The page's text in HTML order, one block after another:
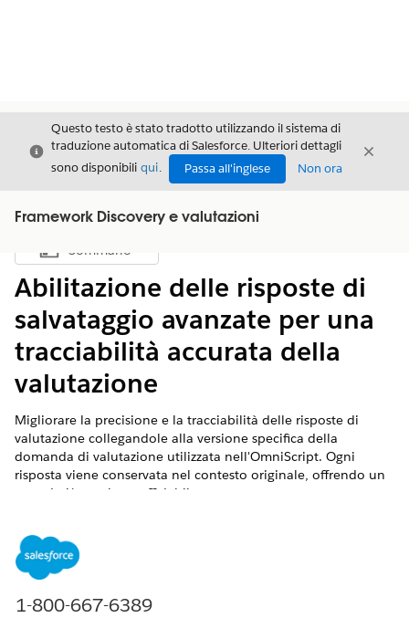
Chiudi
Questo testo è stato tradotto utilizzando il sistema di
traduzione automatica di Salesforce. Ulteriori dettagli
sono disponibili qui. Passa all'inglese Non ora
Chiudi
Framework Discovery e valutazioni
Mostra sommario
Sommario
Abilitazione delle risposte di
salvataggio avanzate per una
tracciabilità accurata della
valutazione
Migliorare la precisione e la tracciabilità delle risposte di
valutazione collegandole alla versione specifica della
domanda di valutazione utilizzata nell'OmniScript. Ogni
risposta viene conservata nel contesto originale, offrendo un
record più preciso e affidabile.
Visualizzare le versioni supportate
AUTORIZZAZIONI UTENTE NECESSARIE
1-800-667-6389